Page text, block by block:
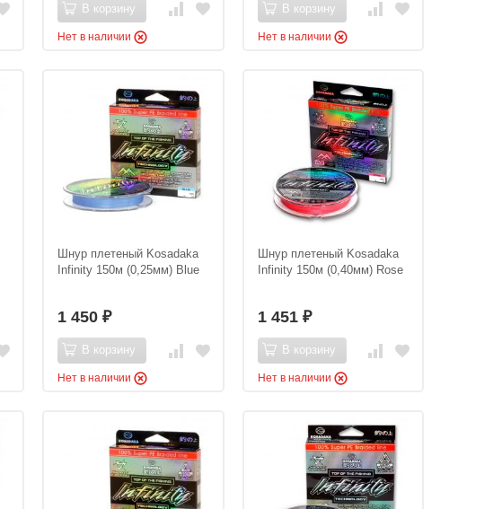
В корзину
Нет в наличии
В корзину
Нет в наличии
Шнур плетеный Kosadaka
Infinity 150м (0,25мм) Blue
1 450 ₽
В корзину
Нет в наличии
Шнур плетеный Kosadaka
Infinity 150м (0,40мм) Rose
1 451 ₽
В корзину
Нет в наличии